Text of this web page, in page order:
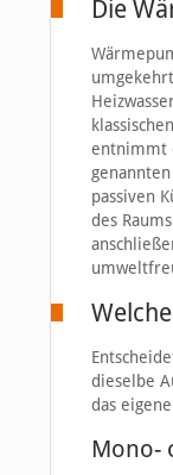
Die
entnimmt
passiven
des
dieselbe
das
Mono-